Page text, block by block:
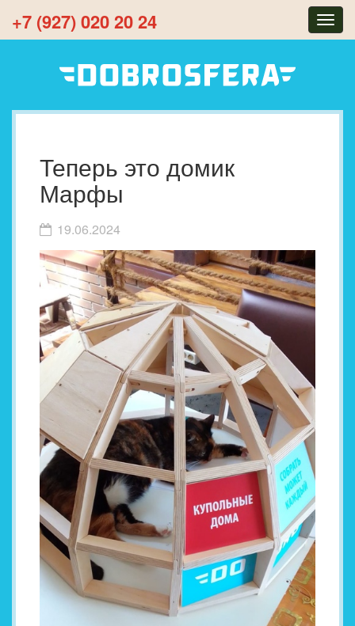
+7 (927) 020 20 24
Теперь это домик
Марфы
19.06.2024